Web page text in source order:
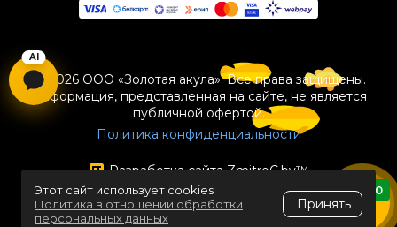
© 2026 ООО «Золотая акула». Все права защищены.
Информация, представленная на сайте, не является
публичной офертой.
Политика конфиденциальности
Разработка сайтаZmitroC.by™
0
Этот сайт использует cookies
Политика в отношении обработки
персональных данных
Принять